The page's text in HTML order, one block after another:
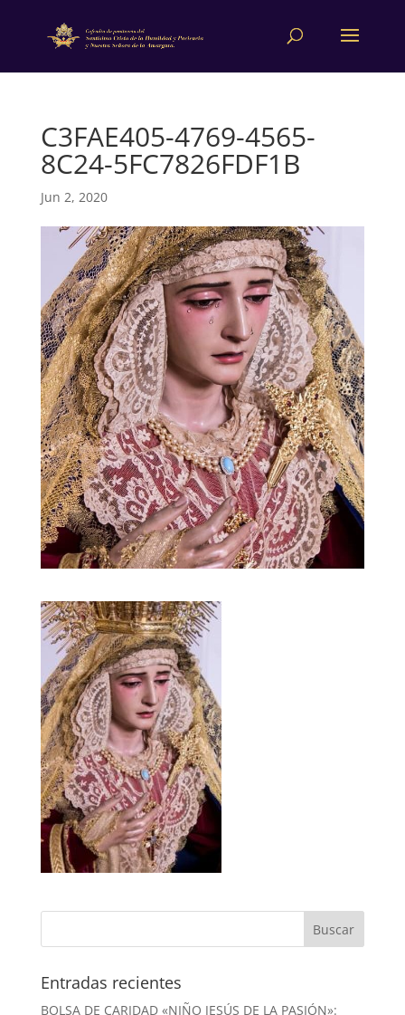
C3FAE405-4769-4565-
8C24-5FC7826FDF1B
Jun 2, 2020
Entradas recientes
BOLSA DE CARIDAD «NIÑO JESÚS DE LA PASIÓN»: